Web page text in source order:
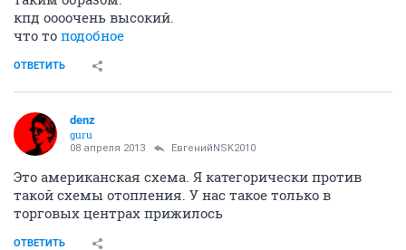
кпд оооочень высокий.
что то подобное
ОТВЕТИТЬ
denz
guru
08 апреля 2013 ЕвгенийNSK2010
Это американская схема. Я категорически против
такой схемы отопления. У нас такое только в
торговых центрах прижилось
ОТВЕТИТЬ